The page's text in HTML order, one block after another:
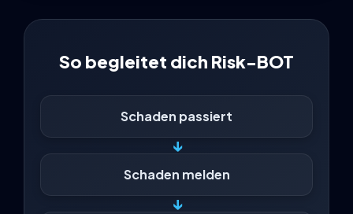
So begleitet dich Risk-BOT
Schaden passiert
↓
Schaden melden
↓